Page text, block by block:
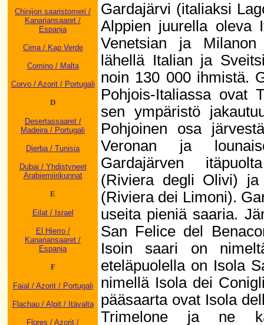
Chinijon saaristomeri /
Kanariansaaret /
Espanja
Cima / Kap Verde
Comino / Malta
Corvo / Azorit / Portugali
D
Desertassaaret /
Madeira / Portugali
Djerba / Tunisia
Dubai / Yhdistyneet
Arabiemiirikunnat
E
Eilat / Israel
El Hierro /
Kanariansaaret /
Espanja
F
Faial / Azorit / Portugali
Flachau / Alpit / Itävalta
Flores / Azorit /
Gardajärvi (italiaksi
Alppien juurella oleva
Venetsian ja
lähellä Italian ja
noin 130 000 ihmistä.
Pohjois-Italiassa ovat
sen ympäristö
Pohjoinen osa
Veronan ja
Gardajärven
(Riviera degli Olivi) ja
(Riviera dei Limoni).
useita pieniä saaria.
San Felice del
Isoin saari on
eteläpuolella on Isola
nimellä Isola dei
pääsaarta ovat Isola
Trimelone ja ne